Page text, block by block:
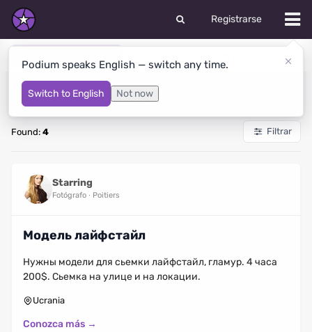
Registrarse
Podium speaks English — switch any time.
Switch to English Not now
Todos los trabajos
Found: 4 Filtrar
Starring
Fotógrafo Poitiers
Модель лайфстайл
Нужны модели для сьемки лайфстайл, гламур. 4 часа
200$. Сьемка на улице и на локации.
Ucrania
Conozca más →